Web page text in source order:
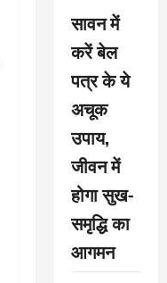
सावन में
करें बेल
पत्र के ये
अचूक
उपाय,
जीवन में
होगा सुख-
समृद्धि का
आगमन